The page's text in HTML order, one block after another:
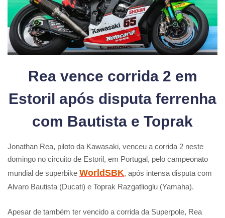
Rea vence corrida 2 em
Estoril após disputa ferrenha
com Bautista e Toprak
Jonathan Rea, piloto da Kawasaki, venceu a corrida 2 neste
domingo no circuito de Estoril, em Portugal, pelo campeonato
mundial de superbike WorldSBK, após intensa disputa com
Alvaro Bautista (Ducati) e Toprak Razgatlioglu (Yamaha).
Apesar de também ter vencido a corrida da Superpole, Rea